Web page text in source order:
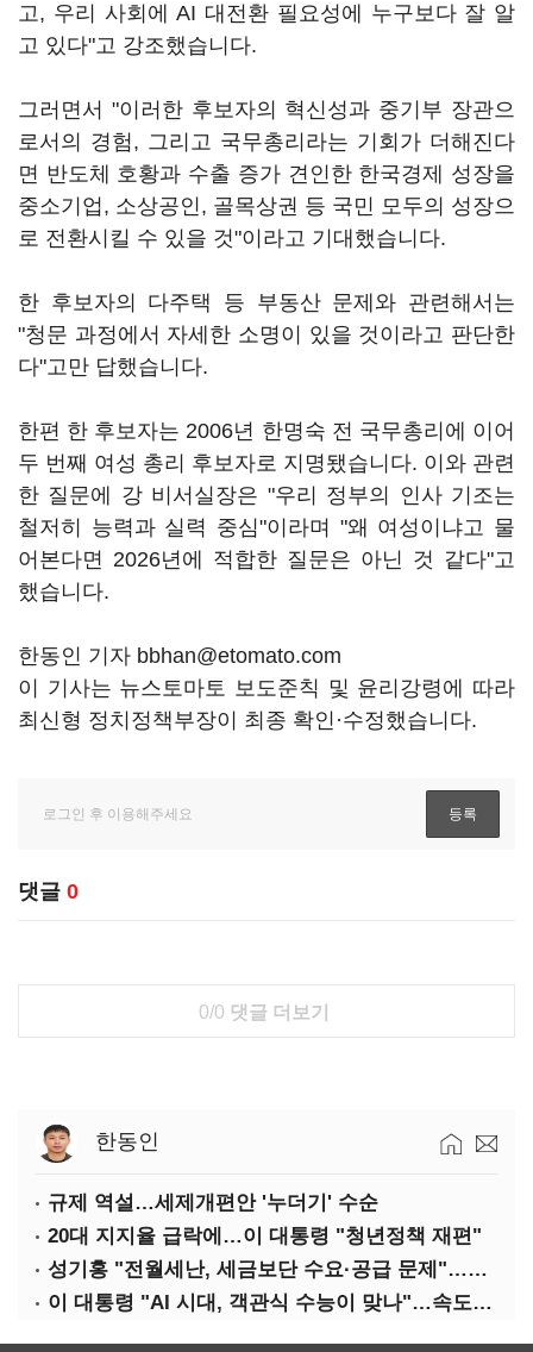
고, 우리 사회에 AI 대전환 필요성에 누구보다 잘 알
고 있다"고 강조했습니다.
그러면서 "이러한 후보자의 혁신성과 중기부 장관으
로서의 경험, 그리고 국무총리라는 기회가 더해진다
면 반도체 호황과 수출 증가 견인한 한국경제 성장을
중소기업, 소상공인, 골목상권 등 국민 모두의 성장으
로 전환시킬 수 있을 것"이라고 기대했습니다.
한 후보자의 다주택 등 부동산 문제와 관련해서는
"청문 과정에서 자세한 소명이 있을 것이라고 판단한
다"고만 답했습니다.
한편 한 후보자는 2006년 한명숙 전 국무총리에 이어
두 번째 여성 총리 후보자로 지명됐습니다. 이와 관련
한 질문에 강 비서실장은 "우리 정부의 인사 기조는
철저히 능력과 실력 중심"이라며 "왜 여성이냐고 물
어본다면 2026년에 적합한 질문은 아닌 것 같다"고
했습니다.
한동인 기자 bbhan@etomato.com
이 기사는 뉴스토마토 보도준칙 및 윤리강령에 따라
최신형 정치정책부장이 최종 확인·수정했습니다.
댓글 0
0/0 댓글 더보기
한동인
규제 역설…세제개편안 '누더기' 수순
20대 지지율 급락에…이 대통령 "청년정책 재편"
성기홍 "전월세난, 세금보단 수요·공급 문제"…닥공 시사
이 대통령 "AI 시대, 객관식 수능이 맞나"…속도전 '경계'